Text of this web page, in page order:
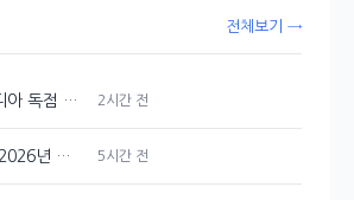
전체보기 →
머스크, 엔비디아 독점 선언한 스페이스X AI 인프라 2시간 전
Ultragenyx, 2026년 매출 목표 재확인하며 Q2 적자폭 축소 5시간 전